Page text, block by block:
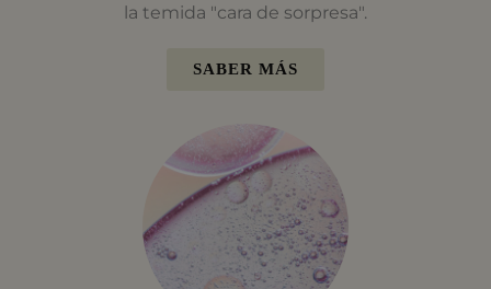
la temida "cara de sorpresa".
SABER MÁS